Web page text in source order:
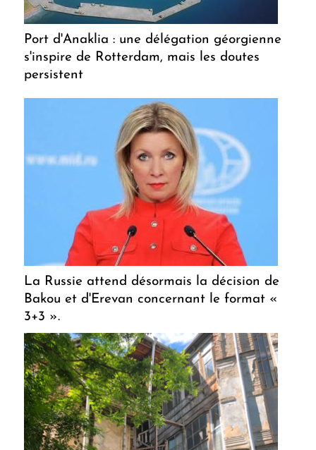
Port d'Anaklia : une délégation géorgienne
s'inspire de Rotterdam, mais les doutes
persistent
La Russie attend désormais la décision de
Bakou et d'Erevan concernant le format «
3+3 ».